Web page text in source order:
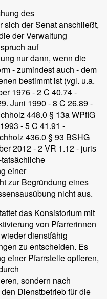
des
sich der Senat anschließt,
der Verwaltung
auf
nur dann, wenn die
- zumindest auch - dem
bestimmt ist (vgl. u.a.
1976 - 2 C 40.74 -
Juni 1990 - 8 C 26.89 -
448.0 § 13a WPflG
- 5 C 41.91 -
436.0 § 93 BSHG
2012 - 2 VR 1.12 - juris
einer
zur Begründung eines
nicht aus.
das Konsistorium mit
von Pfarrerinnen
dienstfähig
zu entscheiden. Es
einer Pfarrstelle optieren,
sondern nach
Dienstbetrieb für die